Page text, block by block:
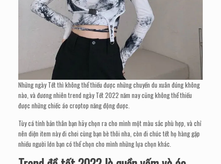
Những ngày Tết thì không thể thiếu được những chuyến du xuân đúng không
nào, và đương nhiên trend ngày Tết 2022 năm nay cũng không thể thiếu
được những chiếc áo croptop năng động được.
Tùy cá tính bản thân bạn hãy chọn ra cho mình một màu sắc phù hợp, và chỉ
nên diện item này đi chơi cùng bạn bè thôi nha, còn đi chúc tết họ hàng gặp
nhiều người lớn bạn có thể chọn cho mình những lựa chọn khác.